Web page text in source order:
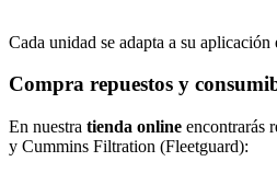
Cada unidad se adapta a su aplicación
Compra repuestos y
En nuestra tienda online encontrarás
y Cummins Filtration (Fleetguard):